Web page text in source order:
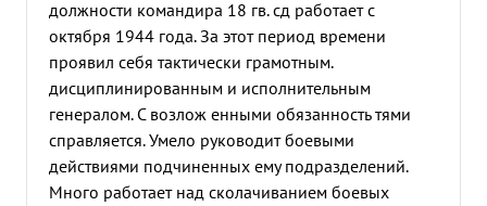
должности командира 18 гв. сд работает с
октября 1944 года. За этот период времени
проявил себя тактически грамотным.
дисциплинированным и исполнительным
генералом. С возлож енными обязанность тями
справляется. Умело руководит боевыми
действиями подчиненных ему подразделений.
Много работает над сколачиванием боевых